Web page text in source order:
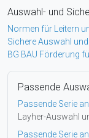
Auswahl- und
Normen für Leitern
Sichere Auswahl
BG BAU Förderung
Passende
Passende Serie
Layher-Auswahl
Passende Serie